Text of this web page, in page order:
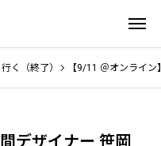
く（終了） 【9/11 ＠オンライ
デザイナー 笹岡